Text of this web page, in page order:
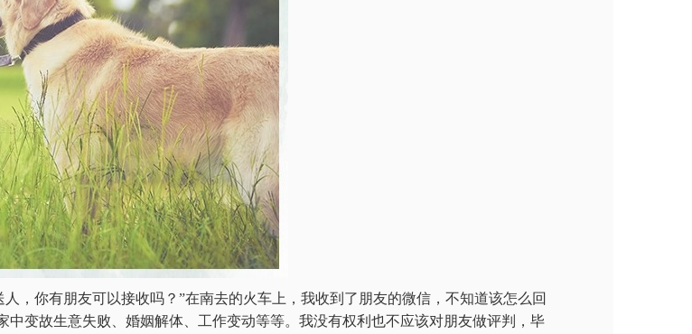
，你有朋友可以接收吗？”在南去的火车上，我收到了朋友的微信，不知道该怎么回
变故生意失败、婚姻解体、工作变动等等。我没有权利也不应该对朋友做评判，毕